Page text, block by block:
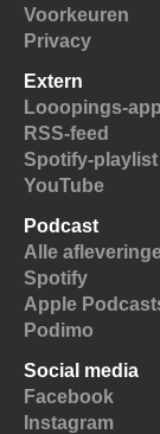
Voorkeuren
Privacy
Extern
Looopings-app
RSS-feed
Spotify-playlist
YouTube
Podcast
Alle
Spotify
Apple
Podimo
Social media
Facebook
Instagram